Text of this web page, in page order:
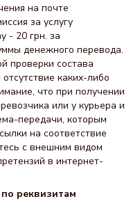
на почте
за услугу
- 20 грн. за
денежного перевода.
проверки состава
каких-либо
что при получении
или у курьера и
передачи, которым
на соответствие
с внешним видом
в интернет-
реквизитам